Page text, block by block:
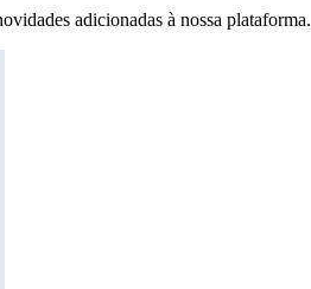
adicionadas à nossa plataforma.